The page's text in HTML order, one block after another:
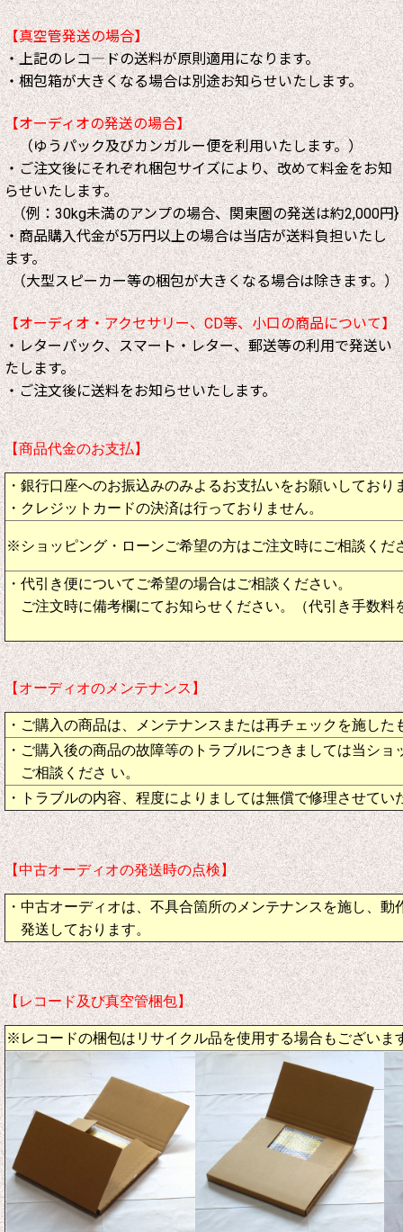
【真空管発送の場合】
・上記のレコ―ドの送料が原則適用になります。
・梱包箱が大きくなる場合は別途お知らせいたします。
【オーディオの発送の場合】
（ゆうパック及びカンガルー便を利用いたします。）
・ご注文後にそれぞれ梱包サイズにより、改めて料金をお知
らせいたします。
（例：30kg未満のアンプの場合、関東圏の発送は約2,000円}
・商品購入代金が5万円以上の場合は当店が送料負担いたし
ます。
（大型スピーカー等の梱包が大きくなる場合は除きます。）
【オーディオ・アクセサリー、CD等、小口の商品について】
・レターパック、スマート・レター、郵送等の利用で発送い
たします。
・ご注文後に送料をお知らせいたします。
【商品代金のお支払】
・銀行口座へのお振込みのみよるお支払いをお願いしており
・クレジットカードの決済は行っておりません。
※ショッピング・ローンご希望の方はご注文時にご相談くだ
・代引き便についてご希望の場合はご相談ください。
ご注文時に備考欄にてお知らせください。（代引き手数料
【オーディオのメンテナンス】
・ご購入の商品は、メンテナンスまたは再チェックを施し
・ご購入後の商品の故障等のトラブルにつきましては当ショ
ご相談くださ い。
・トラブルの内容、程度によりましては無償で修理させてい
【中古オーディオの発送時の点検】
・中古オーディオは、不具合箇所のメンテナンスを施し、動
発送しております。
【レコード及び真空管梱包】
※レコードの梱包はリサイクル品を使用する場合もございま